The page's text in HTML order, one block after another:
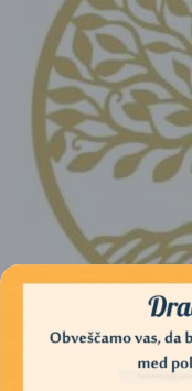
NALEPKA,